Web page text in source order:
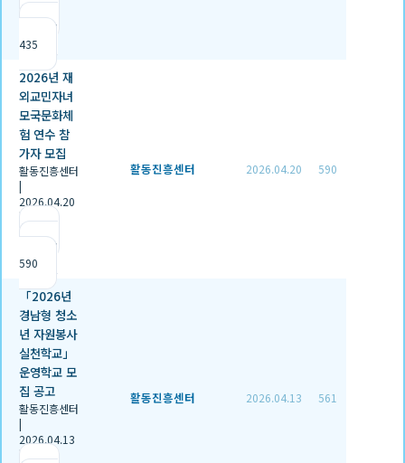
조회
435
2026년 재
외교민자녀
모국문화체
험 연수 참
가자 모집
활동진흥센터
|
2026.04.20
|
조회
590
활동진흥센터 2026.04.20 590
「2026년
경남형 청소
년 자원봉사
실천학교」
운영학교 모
집 공고
활동진흥센터
|
2026.04.13
|
활동진흥센터 2026.04.13 561